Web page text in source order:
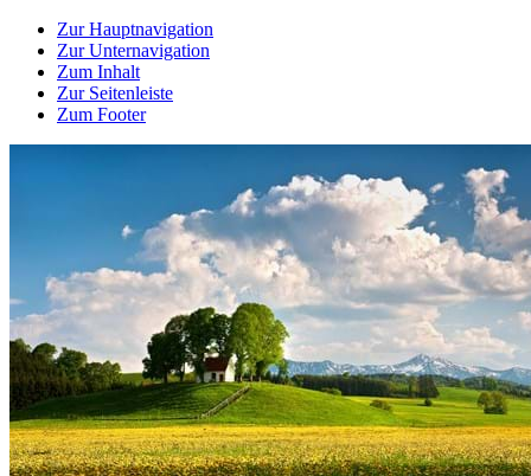
Zur Hauptnavigation
Zur Unternavigation
Zum Inhalt
Zur Seitenleiste
Zum Footer